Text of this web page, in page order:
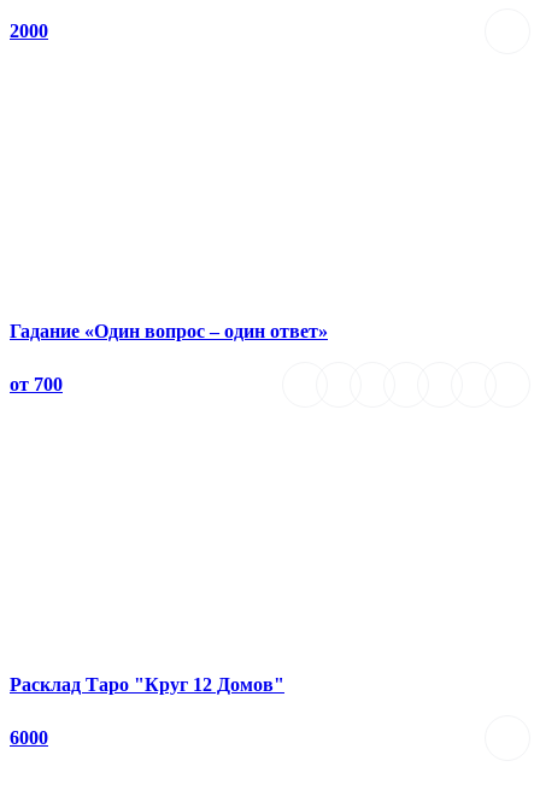
2000
Гадание «Один вопрос – один ответ»
от 700
Расклад Таро "Круг 12 Домов"
6000